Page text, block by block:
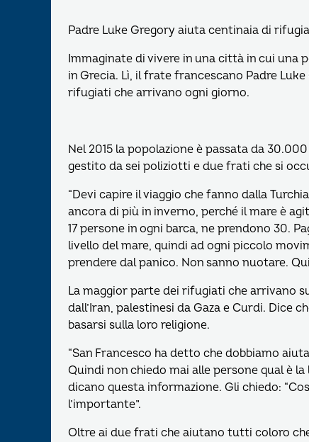
Padre Luke Gregory aiuta centinaia di
Immaginate di vivere in una città in cui una
in Grecia. Lì, il frate francescano Padre
rifugiati che arrivano ogni giorno.
Nel 2015 la popolazione è passata da
gestito da sei poliziotti e due frati che si
“Devi capire il viaggio che fanno dalla
ancora di più in inverno, perché il mare è
17 persone in ogni barca, ne prendono 30.
livello del mare, quindi ad ogni piccolo
prendere dal panico. Non sanno nuotare.
La maggior parte dei rifugiati che arrivano
dall’Iran, palestinesi da Gaza e Curdi. Dice
basarsi sulla loro religione.
“San Francesco ha detto che dobbiamo
Quindi non chiedo mai alle persone qual è
dicano questa informazione. Gli chiedo:
l’importante”.
Oltre ai due frati che aiutano tutti coloro